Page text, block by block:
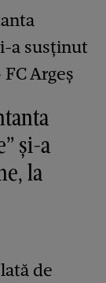
și-a
la